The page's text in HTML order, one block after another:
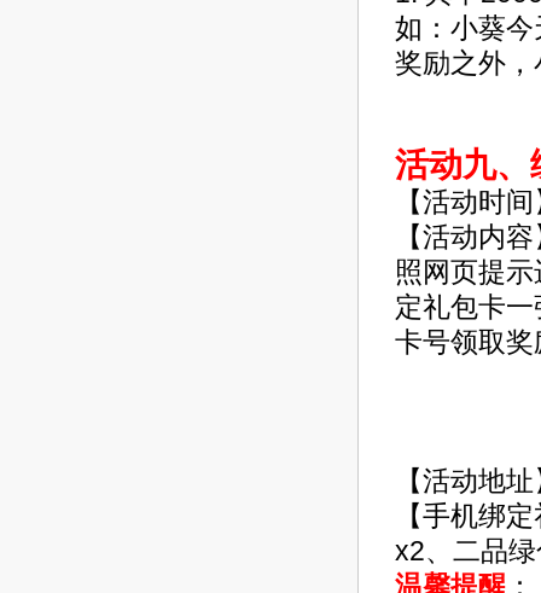
如：小葵
奖励之外
活动九、
【活动时
【活动内
照网页提
定礼包卡
卡号领取奖
【活动地
【手机绑
x2、二品
温馨提醒 ：